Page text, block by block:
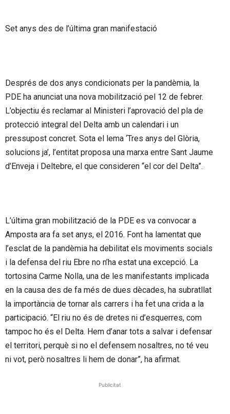
Set anys des de l’última gran manifestació
Després de dos anys condicionats per la pandèmia, la
PDE ha anunciat una nova mobilització pel 12 de febrer.
L’objectiu és reclamar al Ministeri l’aprovació del pla de
protecció integral del Delta amb un calendari i un
pressupost concret. Sota el lema ‘Tres anys del Glòria,
solucions ja’, l’entitat proposa una marxa entre Sant Jaume
d’Enveja i Deltebre, el que consideren “el cor del Delta”.
L’última gran mobilització de la PDE es va convocar a
Amposta ara fa set anys, el 2016. Font ha lamentat que
l’esclat de la pandèmia ha debilitat els moviments socials
i la defensa del riu Ebre no n’ha estat una excepció. La
tortosina Carme Nolla, una de les manifestants implicada
en la causa des de fa més de dues dècades, ha subratllat
la importància de tornar als carrers i ha fet una crida a la
participació. “El riu no és de dretes ni d’esquerres, com
tampoc ho és el Delta. Hem d’anar tots a salvar i defensar
el territori, perquè si no el defensem nosaltres, no té veu
ni vot, però nosaltres li hem de donar”, ha afirmat.
Publicitat